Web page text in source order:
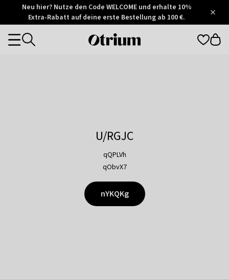
Otrium
Trustpilot
Neu hier? Nutze den Code WELCOME und erhalte 10%
Extra-Rabatt auf deine erste Bestellung ab 100 €.
Otrium
Categories
U/RGJC
qQPLVh
qObvX7
nYKQKg